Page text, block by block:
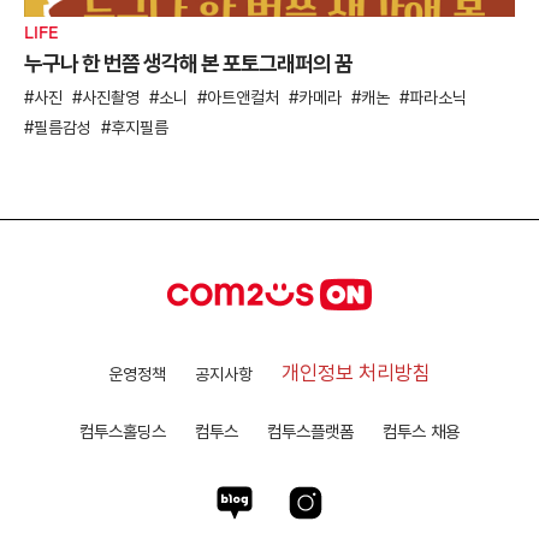
LIFE
누구나 한 번쯤 생각해 본 포토그래퍼의 꿈
사진 사진촬영 소니 아트앤컬처 카메라 캐논
파라소닉
필름감성
후지필름
운영정책 공지사항 개인정보 처리방침
컴투스홀딩스 컴투스 컴투스플랫폼 컴투스 채용